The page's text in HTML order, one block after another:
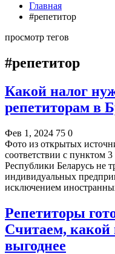
Главная
#репетитор
просмотр тегов
#репетитор
Какой налог
репетиторам в
Фев 1, 2024 75 0
Фото из открытых
соответствии с пунктом
Республики Беларусь не
индивидуальных
исключением
Репетиторы
Считаем, какой
выгоднее